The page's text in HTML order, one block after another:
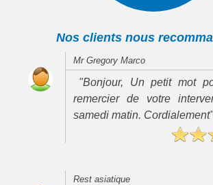
Nos clients nous
Mr Gregory Marco
"Bonjour, Un petit mot
remercier de votre
samedi matin.
Rest asiatique